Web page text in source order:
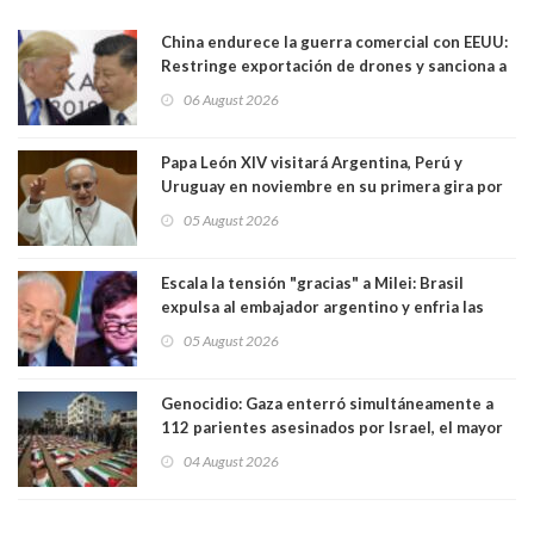
China endurece la guerra comercial con EEUU:
Restringe exportación de drones y sanciona a
06 August 2026
Papa León XIV visitará Argentina, Perú y
Uruguay en noviembre en su primera gira por
05 August 2026
Escala la tensión "gracias" a Milei: Brasil
expulsa al embajador argentino y enfria las
trasandino
05 August 2026
Genocidio: Gaza enterró simultáneamente a
112 parientes asesinados por Israel, el mayor
muertos figuran 44 niños y nueve ancianos
04 August 2026